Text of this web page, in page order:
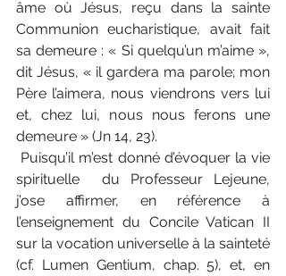
âme où Jésus, reçu dans la sainte
Communion eucharistique, avait fait
sa demeure : « Si quelqu’un m’aime »,
dit Jésus, « il gardera ma parole; mon
Père l’aimera, nous viendrons vers lui
et, chez lui, nous nous ferons une
demeure » (Jn 14, 23).
spirituelle  du Professeur Lejeune,
j’ose affirmer, en référence à
l’enseignement du Concile Vatican II
sur la vocation universelle à la sainteté
(cf. Lumen Gentium, chap. 5), et, en